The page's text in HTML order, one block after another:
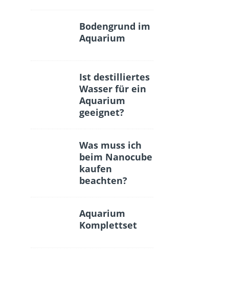
Bodengrund im
Aquarium
Ist destilliertes
Wasser für ein
Aquarium
geeignet?
Was muss ich
beim Nanocube
kaufen
beachten?
Aquarium
Komplettset